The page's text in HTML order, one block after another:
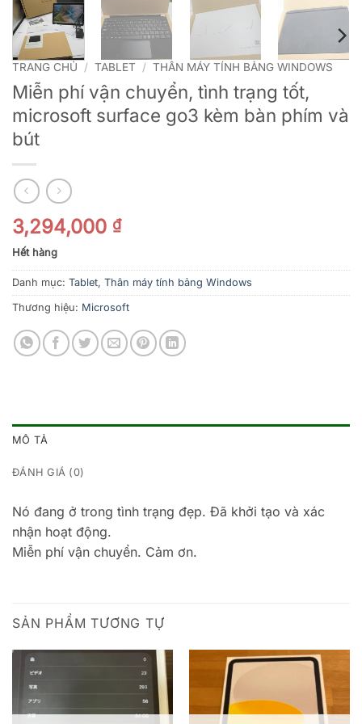
TRANG CHỦ / TABLET / THÂN MÁY TÍNH BẢNG WINDOWS
Miễn phí vận chuyển, tình trạng tốt,
microsoft surface go3 kèm bàn phím và
bút
3,294,000 ₫
Hết hàng
Danh mục: Tablet, Thân máy tính bảng Windows
Thương hiệu: Microsoft
MÔ TẢ
ĐÁNH GIÁ (0)
Nó đang ở trong tình trạng đẹp. Đã khởi tạo và xác
nhận hoạt động.
Miễn phí vận chuyển. Cảm ơn.
SẢN PHẨM TƯƠNG TỰ